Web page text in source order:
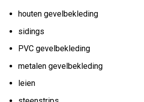
houten gevelbekleding
sidings
PVC gevelbekleding
metalen gevelbekleding
leien